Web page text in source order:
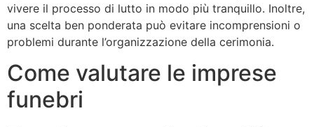
vivere il processo di lutto in modo più tranquillo. Inoltre,
una scelta ben ponderata può evitare incomprensioni o
problemi durante l’organizzazione della cerimonia.
Come valutare le imprese
funebri